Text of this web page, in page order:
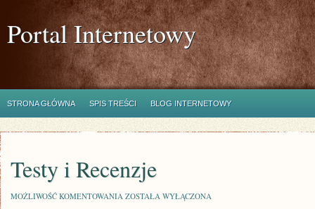
Portal Internetowy
STRONA GŁÓWNA SPIS TREŚCI BLOG INTERNETOWY
Testy i Recenzje
MOŻLIWOŚĆ KOMENTOWANIA TESTY
ZOSTAŁA WYŁĄCZONA